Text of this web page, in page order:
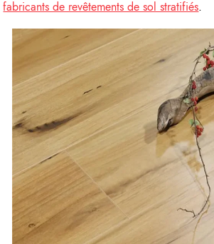
fabricants de revêtements de sol stratifiés.